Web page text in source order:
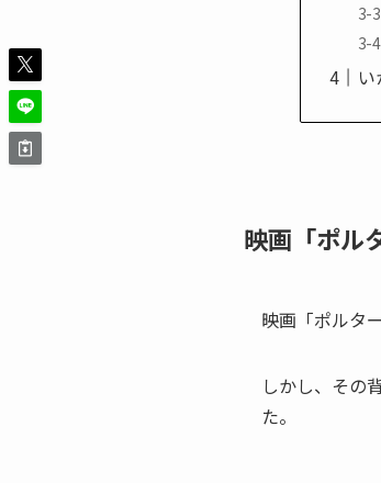
映画「ポル
映画「ポルタ
しかし、その
た。